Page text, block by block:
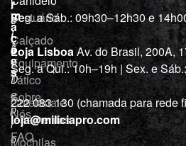
í
c
i
a
“
D
e
p
r
o
Vestuário
Calçado
Equipamento
Tático
Cutelaria e
ferramentas
Mochilas
r
m
a
ç
õ
e
s
Sobre
Nós
FAQ
Seg. a Sáb.: 09h30–12h30 e
Loja LisboaAv. do Brasil, 200A,
Seg. a Qui.: 10h–19h | Sex. e
222 083 130 (chamada para rede
loja@miliciapro.com